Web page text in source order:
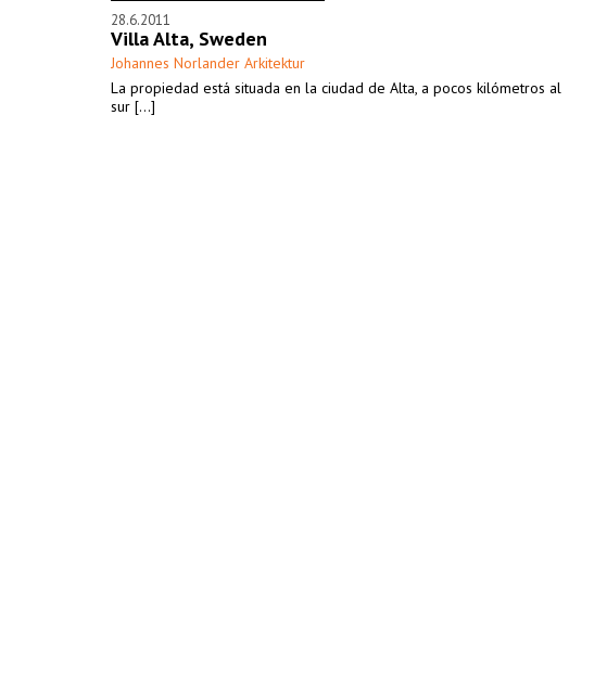
28.6.2011
Villa Alta, Sweden
Johannes Norlander Arkitektur
La propiedad está situada en la ciudad de Alta, a pocos kilómetros al
sur [...]